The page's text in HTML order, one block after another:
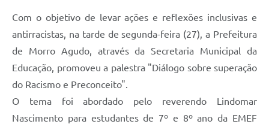
Com o objetivo de levar ações e reflexões inclusivas e
antirracistas, na tarde de segunda-feira (27), a Prefeitura
de Morro Agudo, através da Secretaria Municipal da
Educação, promoveu a palestra "Diálogo sobre superação
do Racismo e Preconceito".
O tema foi abordado pelo reverendo Lindomar
Nascimento para estudantes de 7º e 8º ano da EMEF